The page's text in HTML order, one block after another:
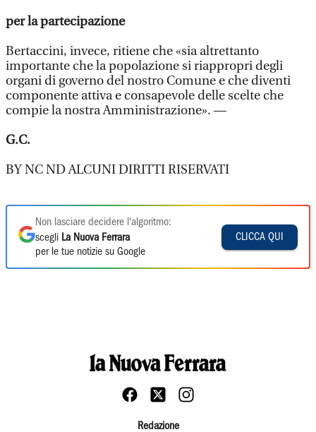
per la partecipazione
Bertaccini, invece, ritiene che «sia altrettanto
importante che la popolazione si riappropri degli
organi di governo del nostro Comune e che diventi
componente attiva e consapevole delle scelte che
compie la nostra Amministrazione». —
G.C.
BY NC ND ALCUNI DIRITTI RISERVATI
Non lasciare decidere l'algoritmo:
scegli La Nuova Ferrara
per le tue notizie su Google
CLICCA QUI
Redazione